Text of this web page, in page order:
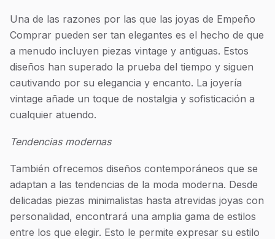
Una de las razones por las que las joyas de Empeño
Comprar pueden ser tan elegantes es el hecho de que
a menudo incluyen piezas vintage y antiguas. Estos
diseños han superado la prueba del tiempo y siguen
cautivando por su elegancia y encanto. La joyería
vintage añade un toque de nostalgia y sofisticación a
cualquier atuendo.
Tendencias modernas
También ofrecemos diseños contemporáneos que se
adaptan a las tendencias de la moda moderna. Desde
delicadas piezas minimalistas hasta atrevidas joyas con
personalidad, encontrará una amplia gama de estilos
entre los que elegir. Esto le permite expresar su estilo